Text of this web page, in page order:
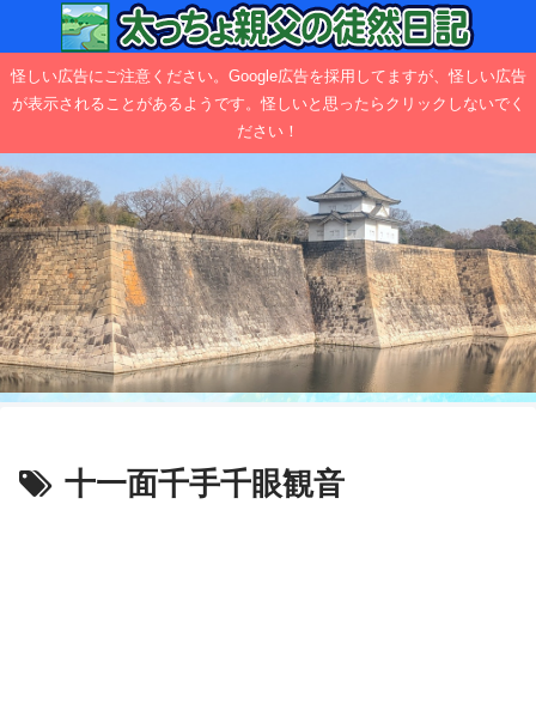
怪しい広告にご注意ください。Google広告を採用してますが、怪しい広告
が表示されることがあるようです。怪しいと思ったらクリックしないでく
ださい！
十一面千手千眼観音